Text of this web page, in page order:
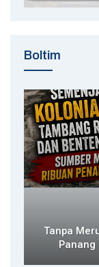
Boltim
Tanpa
Panang